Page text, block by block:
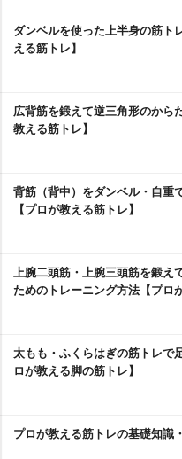
ダンベルを使った上半身の筋ト
える筋トレ】
広背筋を鍛えて逆三角形のから
教える筋トレ】
背筋（背中）をダンベル・自重
【プロが教える筋トレ】
上腕二頭筋・上腕三頭筋を鍛え
ためのトレーニング方法【プロ
太もも・ふくらはぎの筋トレで
ロが教える脚の筋トレ】
プロが教える筋トレの基礎知識